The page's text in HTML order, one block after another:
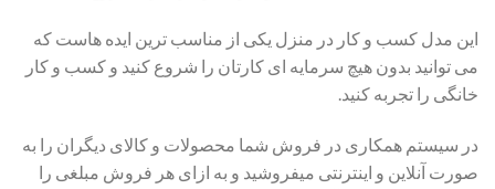
این مدل کسب و کار در منزل یکی از مناسب ترین ایده هاست که
می توانید بدون هیچ سرمایه ای کارتان را شروع کنید و کسب و کار
خانگی را تجربه کنید.
در سیستم همکاری در فروش شما محصولات و کالای دیگران را به
صورت آنلاین و اینترنتی میفروشید و به ازای هر فروش مبلغی را